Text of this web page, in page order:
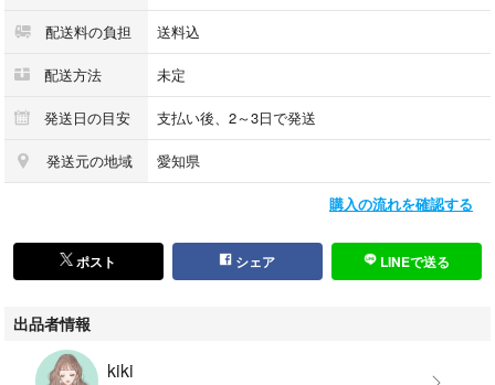
配送料の負担 送料込
配送方法 未定
発送日の目安 支払い後、2～3日で発送
発送元の地域 愛知県
購入の流れを確認する
ポスト シェア LINEで送る
出品者情報
kiki